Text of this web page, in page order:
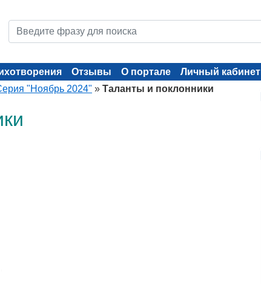
Отзывы О портале
Личный кабинет
"Ноябрь 2024" » Таланты и поклонники